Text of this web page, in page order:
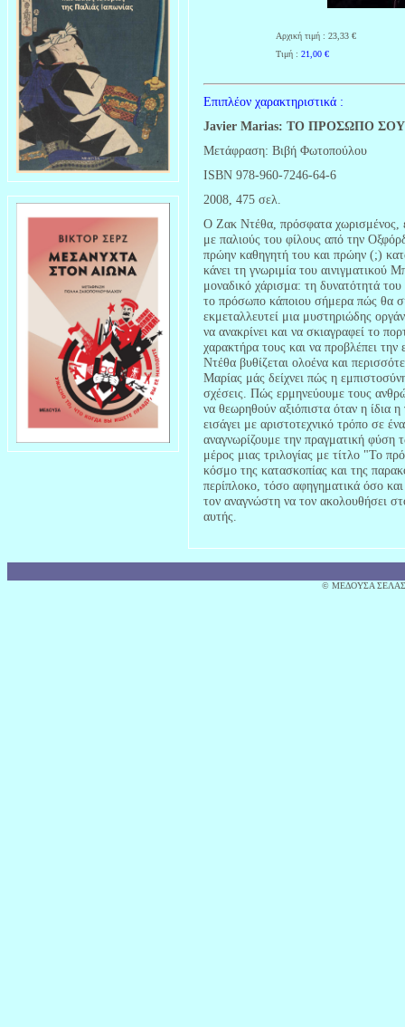
Αρχική τιμή : 23,33 €
Τιμή : 21,00 €
Επιπλέον χαρακτηριστικά :
Javier Marias: ΤΟ ΠΡΟΣΩΠΟ ΣΟΥ
Μετάφραση: Βιβή Φωτοπούλου
ISBN 978-960-7246-64-6
2008, 475 σελ.
Ο Ζακ Ντέθα, πρόσφατα χωρισμένος,
με παλιούς του φίλους από την
πρώην καθηγητή του και πρώην (;)
κάνει τη γνωριμία του αινιγματικού
μοναδικό χάρισμα: τη δυνατότητά
το πρόσωπο κάποιου σήμερα πώς θα
εκμεταλλευτεί μια μυστηριώδης
να ανακρίνει και να σκιαγραφεί το
χαρακτήρα τους και να προβλέπει
Ντέθα βυθίζεται ολοένα και
Μαρίας μάς δείχνει πώς η
σχέσεις. Πώς ερμηνεύουμε τους
να θεωρηθούν αξιόπιστα όταν η
εισάγει με αριστοτεχνικό τρόπο σε
αναγνωρίζουμε την πραγματική
μέρος μιας τριλογίας με τίτλο "Το
κόσμο της κατασκοπίας και της
περίπλοκο, τόσο αφηγηματικά όσο
τον αναγνώστη να τον ακολουθήσει
αυτής.
© MΕΔΟΥΣΑ